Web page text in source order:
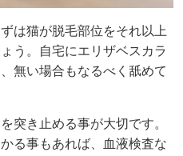
は猫が脱毛部位をそれ以上
う。自宅にエリザベスカラ
無い場合もなるべく舐めて
突き止める事が大切です。
る事もあれば、血液検査な